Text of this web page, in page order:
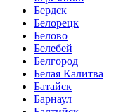
Бердск
Белорецк
Белово
Белебей
Белгород
Белая Калитва
Батайск
Барнаул